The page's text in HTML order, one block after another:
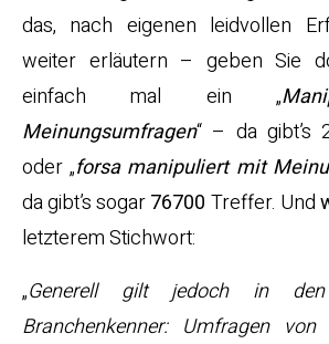
das, nach eigenen leidvollen
weiter erläutern – geben Sie
einfach mal ein „
Meinungsumfragen“ – da gibt’s
oder „forsa manipuliert mit
da gibt’s sogar76700 Treffer. Und
letzterem Stichwort:
„Generell gilt jedoch in
Branchenkenner: Umfragen